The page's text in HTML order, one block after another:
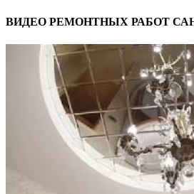
ВИДЕО РЕМОНТНЫХ РАБОТ